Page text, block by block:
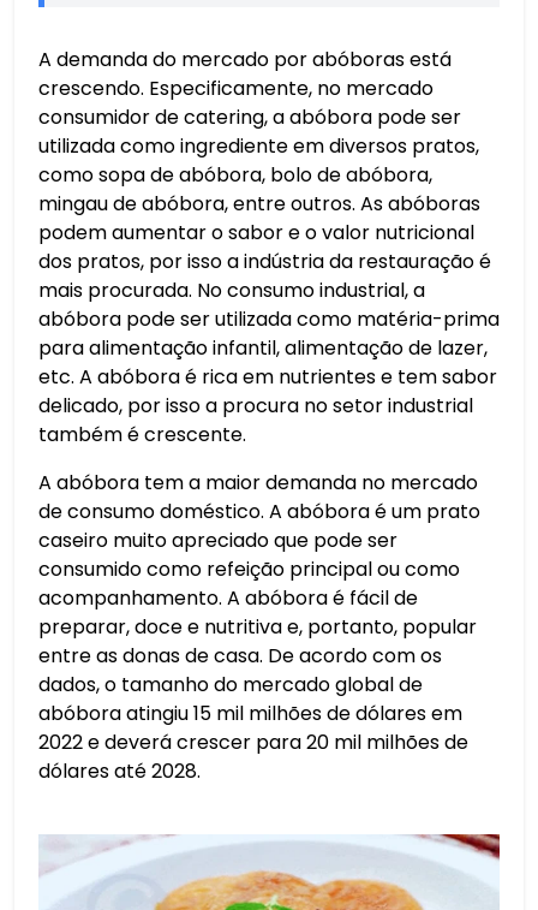
A demanda do mercado por abóboras está
crescendo. Especificamente, no mercado
consumidor de catering, a abóbora pode ser
utilizada como ingrediente em diversos pratos,
como sopa de abóbora, bolo de abóbora,
mingau de abóbora, entre outros. As abóboras
podem aumentar o sabor e o valor nutricional
dos pratos, por isso a indústria da restauração é
mais procurada. No consumo industrial, a
abóbora pode ser utilizada como matéria-prima
para alimentação infantil, alimentação de lazer,
etc. A abóbora é rica em nutrientes e tem sabor
delicado, por isso a procura no setor industrial
também é crescente.
A abóbora tem a maior demanda no mercado
de consumo doméstico. A abóbora é um prato
caseiro muito apreciado que pode ser
consumido como refeição principal ou como
acompanhamento. A abóbora é fácil de
preparar, doce e nutritiva e, portanto, popular
entre as donas de casa. De acordo com os
dados, o tamanho do mercado global de
abóbora atingiu 15 mil milhões de dólares em
2022 e deverá crescer para 20 mil milhões de
dólares até 2028.